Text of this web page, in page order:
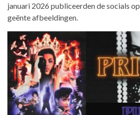
januari 2026 publiceerden de socials op
geënte afbeeldingen.